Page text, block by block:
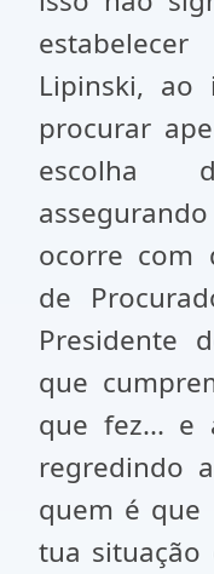
Lipinski, ao
procurar
escolha
ocorre com
de
Presidente
que
que fez... e
regredindo
quem é que
tua